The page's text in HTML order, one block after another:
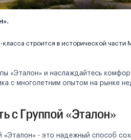
класса строится в исторической части
«Эталон» и наслаждайтесь
с многолетним опытом на рынке
с Группой «Эталон»
«Эталон» - это надежный способ